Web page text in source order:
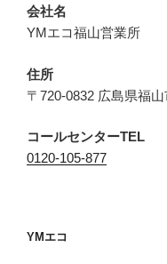
会社名
YMエコ福山営業所
住所
〒720-0832 広島県福
コールセンターTEL
0120-105-877
YMエコ